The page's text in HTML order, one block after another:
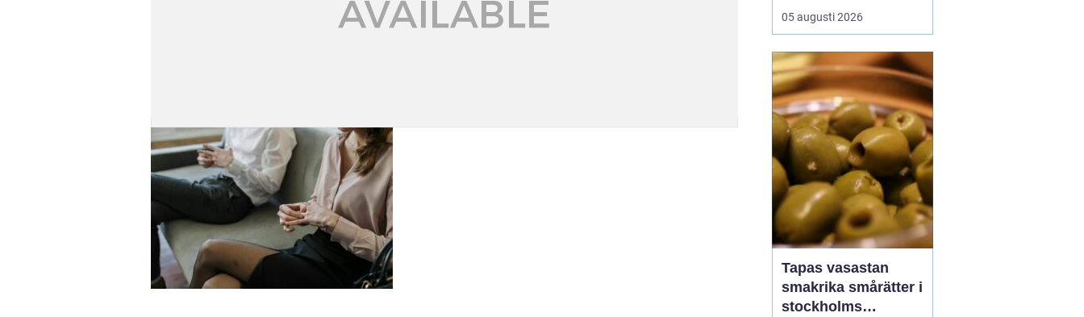
stillhet, tröst och kärlek.
Den som ser en figur
ofta märke till
enkelheten. Inga
ansikten, inga starka
färger, bara mjuka linjer
och en kropp som lutar
sig f...
05 augusti 2026
Tapas vasastan
smakrika smårätter i
stockholms